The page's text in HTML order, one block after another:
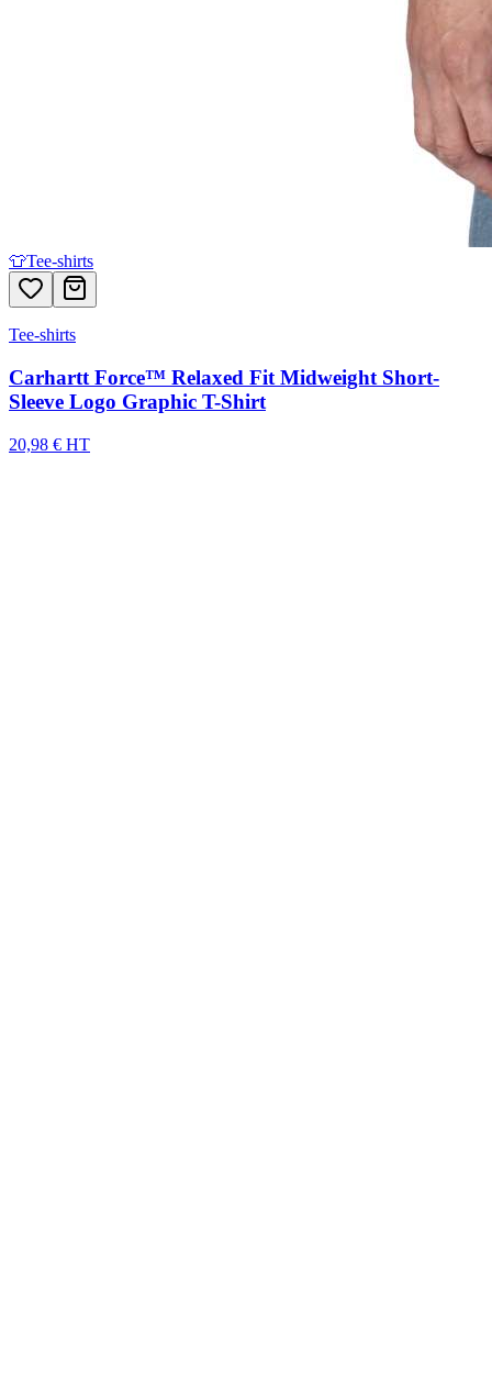
👕Tee-shirts
Tee-shirts
Carhartt Force™ Relaxed Fit Midweight Short-
Sleeve Logo Graphic T-Shirt
20,98 € HT